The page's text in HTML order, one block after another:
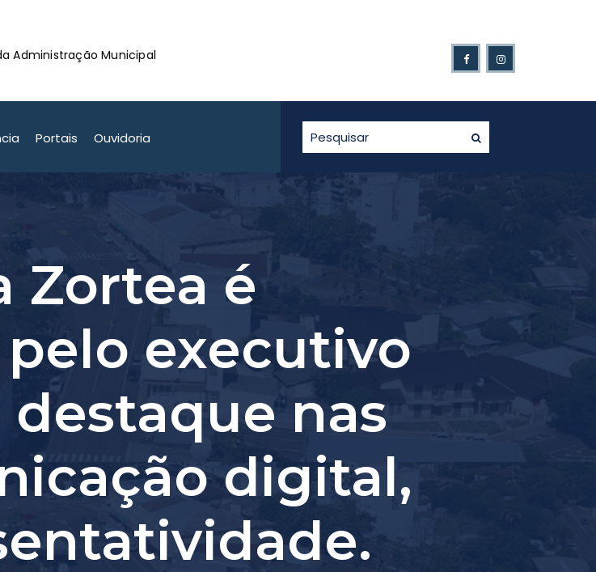
Municipal
Confira os Ganhadores da Nota Fiscal Gaúcha.
Portais Ouvidoria
Zortea é
executivo
nas
digital,